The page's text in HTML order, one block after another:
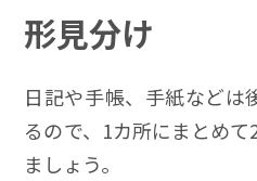
形見分け
日記や手帳、手紙などは
るので、1カ所にまとめ
ましょう。